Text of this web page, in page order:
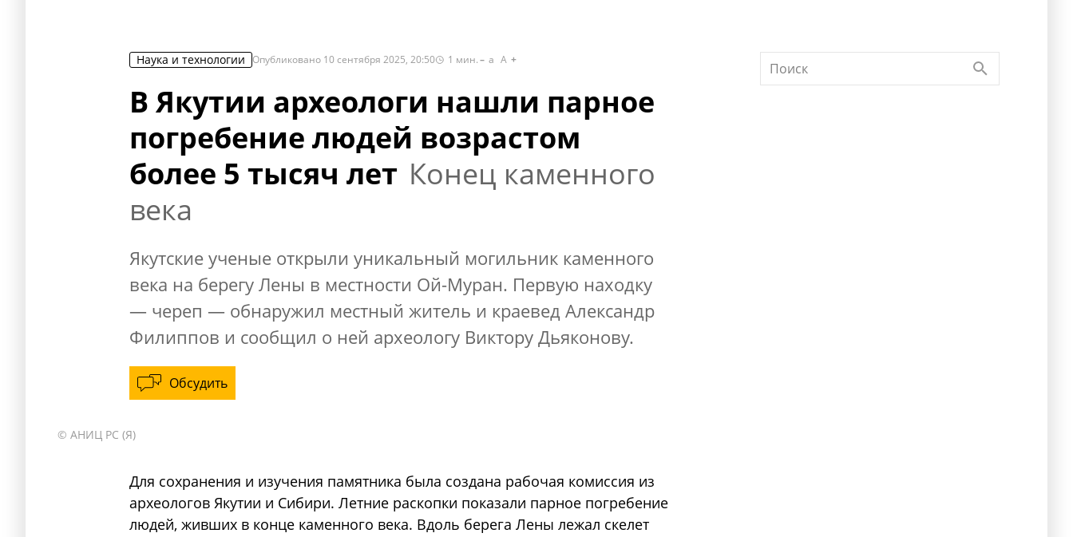
Наука и технологии Опубликовано 10 сентября 2025, 20:50 1 мин. a A
В Якутии археологи нашли парное
погребение людей возрастом
более 5 тысяч лет Конец каменного
века
Якутские ученые открыли уникальный могильник каменного
века на берегу Лены в местности Ой-Муран. Первую находку
— череп — обнаружил местный житель и краевед Александр
Филиппов и сообщил о ней археологу Виктору Дьяконову.
Обсудить
© АНИЦ РС (Я)
Для сохранения и изучения памятника была создана рабочая комиссия из
археологов Якутии и Сибири. Летние раскопки показали парное погребение
людей, живших в конце каменного века. Вдоль берега Лены лежал скелет